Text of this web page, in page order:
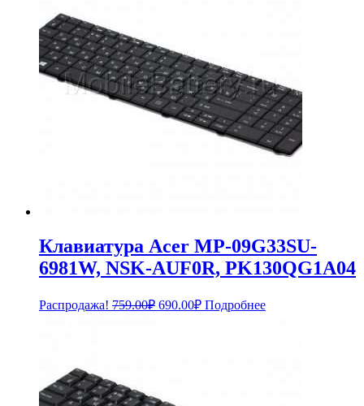
Клавиатура Acer MP-09G33SU-
6981W, NSK-AUF0R, PK130QG1A04
Распродажа! 759.00₽ Первоначальная
690.00₽Текущая
цена:
Подробнее